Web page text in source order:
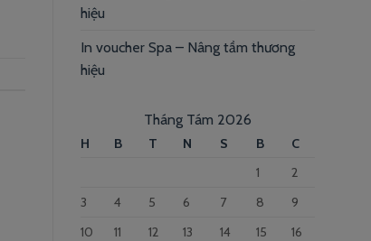
hiệu
In voucher Spa – Nâng tầm thương
hiệu
Tháng Tám 2026
H B T N S B
C
1
2
3
4 5 6 7 8
9
10
11 12 13 14 15
16